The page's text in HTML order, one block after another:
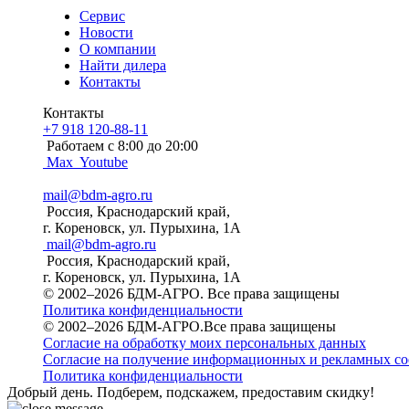
Сервис
Новости
О компании
Найти дилера
Контакты
Контакты
+7 918 120-88-11
Работаем c 8:00 до 20:00
Max Youtube
mail@bdm-agro.ru
Россия, Краснодарский край,
г. Кореновск, ул. Пурыхина, 1А
mail@bdm-agro.ru
Россия, Краснодарский край,
г. Кореновск, ул. Пурыхина, 1А
© 2002–2026 БДМ-АГРО. Все права защищены
Политика конфиденциальности
© 2002–2026 БДМ-АГРО.Все права защищены
Согласие на обработку моих персональных данных
Согласие на получение информационных и рекламных
Политика конфиденциальности
Добрый день. Подберем, подскажем, предоставим скидку!